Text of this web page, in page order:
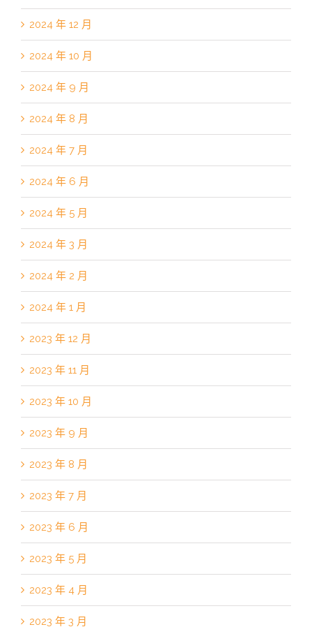
2024 年 12 月
2024 年 10 月
2024 年 9 月
2024 年 8 月
2024 年 7 月
2024 年 6 月
2024 年 5 月
2024 年 3 月
2024 年 2 月
2024 年 1 月
2023 年 12 月
2023 年 11 月
2023 年 10 月
2023 年 9 月
2023 年 8 月
2023 年 7 月
2023 年 6 月
2023 年 5 月
2023 年 4 月
2023 年 3 月